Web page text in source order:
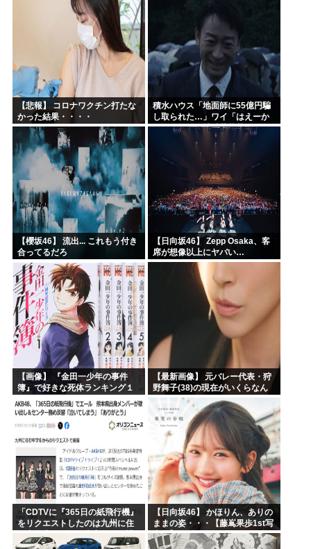
【悲報】 コロナワクチン打たな
かった結果・・・・
積水ハウス「地面師に55億円騙
し取られた…」ワイ「はえーか
わいそう…会社滅茶苦茶やろな
【櫻坂46】 流出... これもう付き
合ってるだろ
【日向坂46】 Zepp Osaka、客
席が想像以上にヤバい…
【画像】 『金田一少年の事件
簿』で好きな死体ランキング１
位がこちら！
【最新画像】 元バレー代表・狩
野舞子(38)の現在がいくらなん
でも即ハボすぎる！
「CDTVに『365日の紙飛行機』
をリクエストしたのは九州に住
む中学生」←この事実って結構
デカいよな【AKB48】
【日向坂46】 かほりん、ありの
ままの姿・・・【藤嶌果歩1st写
真集】